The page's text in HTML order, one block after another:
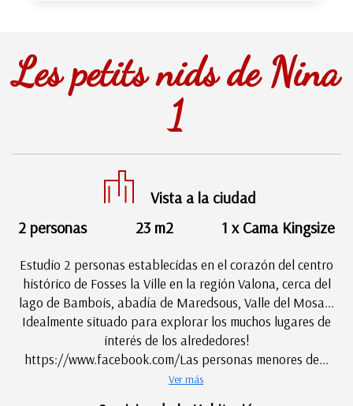
Les petits nids de Nina
1
Vista a la ciudad
2 personas
23 m2 1 x Cama Kingsize
Estudio 2 personas establecidas en el corazón del centro
histórico de Fosses la Ville en la región Valona, cerca del
lago de Bambois, abadía de Maredsous, Valle del Mosa...
Idealmente situado para explorar los muchos lugares de
interés de los alrededores!
https://www.facebook.com/Las personas menores de...
Ver más